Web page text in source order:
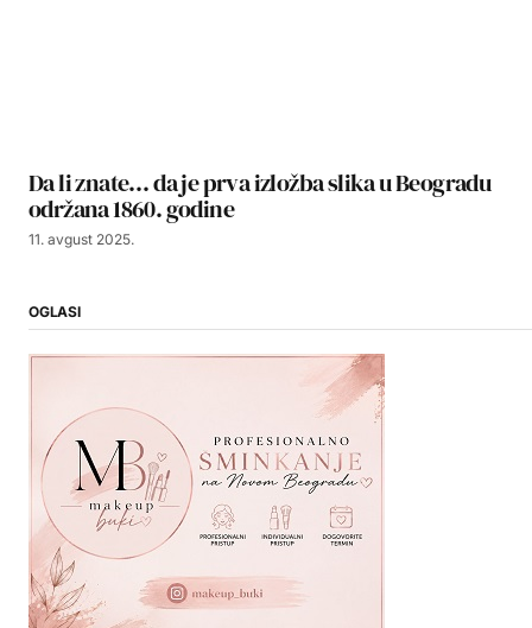
Da li znate… da je prva izložba slika u Beogradu
održana 1860. godine
11. avgust 2025.
OGLASI